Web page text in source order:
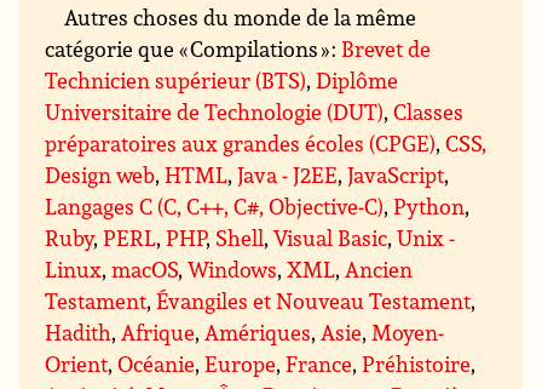
Autres choses du monde de la même
catégorie que « Compilations » : Brevet de
Technicien supérieur (BTS),Diplôme
Universitaire de Technologie (DUT),Classes
préparatoires aux grandes écoles (CPGE),CSS,
Design web,HTML,Java - J2EE,JavaScript,
Langages C (C, C++, C#, Objective-C),Python,
Ruby,PERL,PHP, Shell,Visual Basic,Unix -
Linux,macOS,Windows,XML, Ancien
Testament,Évangiles et Nouveau Testament,
Hadith, Afrique, Amériques, Asie, Moyen-
Orient,Océanie,Europe,France,Préhistoire,